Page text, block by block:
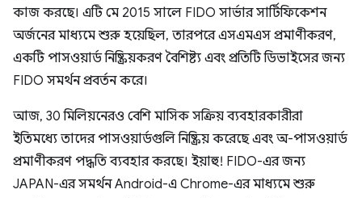
কাজ করছে। এটি মে 2015 সালে FIDO সার্ভার সার্টিফিকেশন
অর্জনের মাধ্যমে শুরু হয়েছিল, তারপরে এসএমএস প্রমাণীকরণ,
একটি পাসওয়ার্ড নিষ্ক্রিয়করণ বৈশিষ্ট্য এবং প্রতিটি ডিভাইসের জন্য
FIDO সমর্থন প্রবর্তন করে।
আজ, 30 মিলিয়নেরও বেশি মাসিক সক্রিয় ব্যবহারকারীরা
ইতিমধ্যে তাদের পাসওয়ার্ডগুলি নিষ্ক্রিয় করেছে এবং অ-পাসওয়ার্ড
প্রমাণীকরণ পদ্ধতি ব্যবহার করছে। ইয়াহু! FIDO-এর জন্য
JAPAN-এর সমর্থন Android-এ Chrome-এর মাধ্যমে শুরু